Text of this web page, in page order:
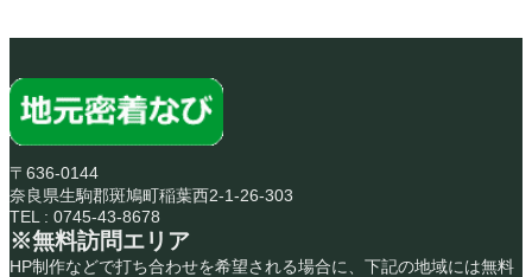
〒636-0144
奈良県生駒郡斑鳩町稲葉西2-1-26-303
TEL : 0745-43-8678
※無料訪問エリア
HP制作などで打ち合わせを希望される場合に、下記の地域には無料